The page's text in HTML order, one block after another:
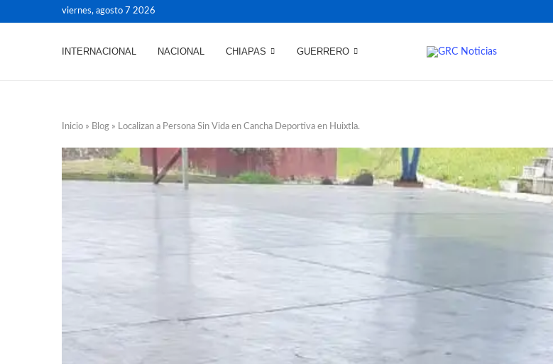
viernes, agosto 7 2026
INTERNACIONAL NACIONAL CHIAPAS GUERRERO
Inicio » Blog » Localizan a Persona Sin Vida en Cancha Deportiva en Huixtla.